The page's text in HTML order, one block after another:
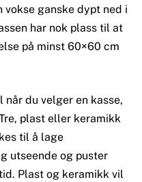
ganske dypt ned i
har nok plass til at
på minst 60×60 cm
når du velger en kasse,
plast eller keramikk
til å lage
utseende og puster
Plast og keramikk vil